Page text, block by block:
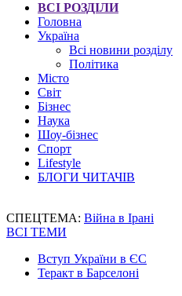
ВСІ РОЗДІЛИ
Головна
Україна
Всі новини розділу
Політика
Місто
Світ
Бізнес
Наука
Шоу-бізнес
Спорт
Lifestyle
БЛОГИ ЧИТАЧІВ
СПЕЦТЕМА: Війна в Ірані
ВСІ ТЕМИ
Вступ України в ЄС
Теракт в Барселоні